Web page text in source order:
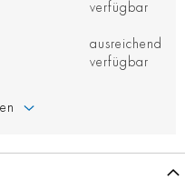
verfügbar
ausreichend
verfügbar